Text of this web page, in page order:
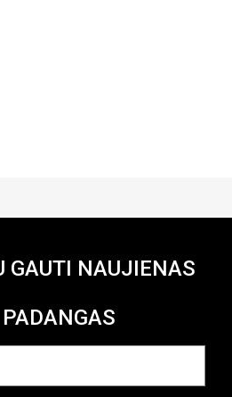
GAUTI NAUJIENAS